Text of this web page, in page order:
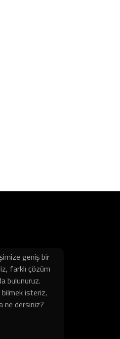
geniş bir
farklı çözüm
bulunuruz.
bilmek isteriz,
ne dersiniz?